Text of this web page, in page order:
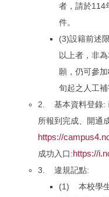
者，請於114
件。
(3)設籍前述
以上者，非
願，仍可參
旬起之人工補
2. 基本資料登錄:
所報到完成、開通
https://
成功入口:https://
3. 違規記點:
(1) 本校學生